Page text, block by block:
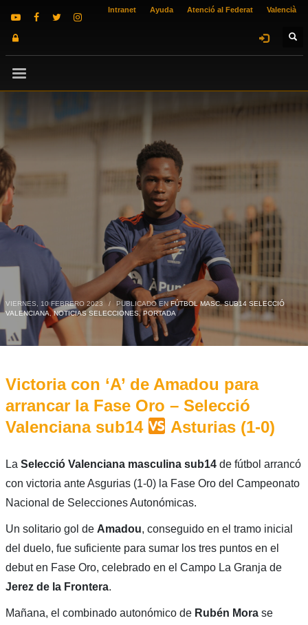
Intranet Ayuda Atenció al Federat Valencià
VIERNES, 10 FEBRERO 2023 / PUBLICADO ENFÚTBOL MASC. SUB14 SELECCIÓ
VALENCIANA ,NOTICIAS SELECCIONES,PORTADA
Victoria con ‘A’ de Amadou para
arrancar la Fase Oro – Selecció
Valenciana sub14
Asturias (1-0)
La Selecció Valenciana masculina sub14de fútbol arrancó
con victoria ante Asgurias (1-0) la Fase Oro del Campeonato
Nacional de Selecciones Autonómicas.
Un solitario gol de Amadou, conseguido en el tramo inicial
del duelo, fue suficiente para sumar los tres puntos en el
debut en Fase Oro, celebrado en el Campo La Granja de
Jerez de la Frontera.
Mañana, el combinado autonómico de Rubén Morase